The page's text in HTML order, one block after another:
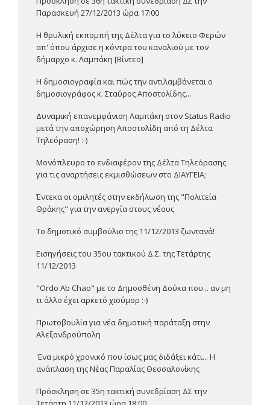
Παρασκευή 27/12/2013 ώρα 17:00
Η θρυλική εκπομπή της Δέλτα για το λύκειο Φερών
απ' όπου άρχισε η κόντρα του καναλιού με τον
δήμαρχο κ. Λαμπάκη [Βίντεο]
Η δημοσιογραφία και πώς την αντιλαμβάνεται ο
δημοσιογράφος κ. Σταύρος Αποστολίδης...
Δυναμική επανεμφάνιση Λαμπάκη στον Status Radio
μετά την αποχώρηση Αποστολίδη από τη Δέλτα
Τηλεόραση! :-)
Μονόπλευρο το ενδιαφέρον της Δέλτα Τηλεόρασης
για τις αναρτήσεις εκμισθώσεων στο ΔΙΑΥΓΕΙΑ;
Έντεκα οι ομιλητές στην εκδήλωση της "Πολιτεία
Θράκης" για την ανεργία στους νέους
Το δημοτικό συμβούλιο της 11/12/2013 ζωντανά!
Εισηγήσεις του 35ου τακτικού Δ.Σ. της Τετάρτης
11/12/2013
"Ordo Ab Chao" με το Δημοσθένη Δούκα που... αν μη
τι άλλο έχει αρκετό χιούμορ :-)
Πρωτοβουλία για νέα δημοτική παράταξη στην
Αλεξανδρούπολη
'Ενα μικρό χρονικό που ίσως μας διδάξει κάτι... Η
ανάπλαση της Νέας Παραλίας Θεσσαλονίκης
Πρόσκληση σε 35η τακτική συνεδρίαση ΔΣ την